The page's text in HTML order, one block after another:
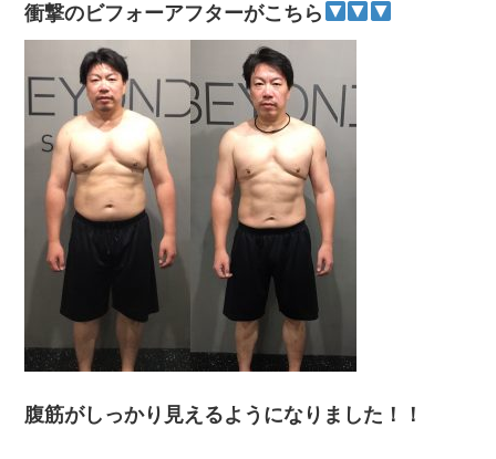
衝撃のビフォーアフターがこちら
腹筋がしっかり見えるようになりました！！